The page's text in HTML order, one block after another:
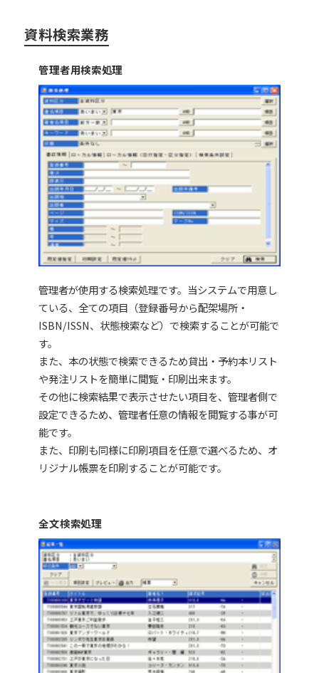
資料検索業務
管理者用検索処理
管理者が使用する検索処理です。当システムで用意し
ている、全ての項目（登録番号から配架場所・
ISBN/ISSN、状態検索など）で検索することが可能で
す。
また、本の状態で検索できるため貸出・予約本リスト
や発注リストを簡単に閲覧・印刷出来ます。
その他に検索結果で表示させたい項目を、管理者側で
設定できるため、管理者任意の情報を閲覧する事が可
能です。
また、印刷も同様に印刷項目を任意で選べるため、オ
リジナル帳票を印刷することが可能です。
全文検索処理